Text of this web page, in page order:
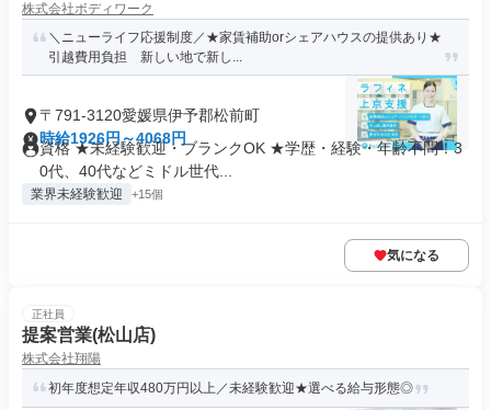
株式会社ボディワーク
＼ニューライフ応援制度／★家賃補助orシェアハウスの提供あり★
引越費用負担 新しい地で新し...
〒791-3120愛媛県伊予郡松前町
時給1926円～4068円
資格 ★未経験歓迎・ブランクOK ★学歴・経験・年齢不問！3
0代、40代などミドル世代...
業界未経験歓迎 +15個
気になる
正社員
提案営業(松山店)
株式会社翔陽
初年度想定年収480万円以上／未経験歓迎★選べる給与形態◎